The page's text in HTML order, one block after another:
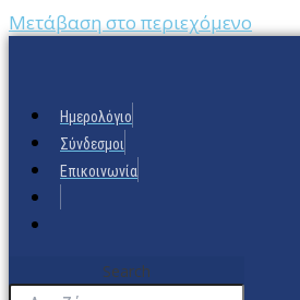
Μετάβαση στο περιεχόμενο
Ημερολόγιο
Σύνδεσμοι
Επικοινωνία
Search